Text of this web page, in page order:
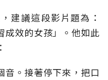
建議這段影片題為：
成效的女孩」。他如此
音。接著停下來，把口